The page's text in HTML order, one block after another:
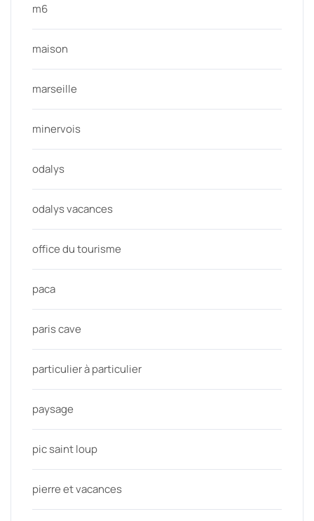
m6
maison
marseille
minervois
odalys
odalys vacances
office du tourisme
paca
paris cave
particulier à particulier
paysage
pic saint loup
pierre et vacances